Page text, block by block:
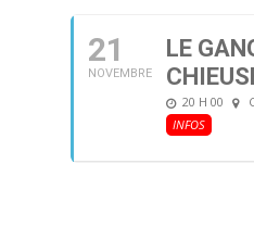
21
NOVEMBRE
LE
20 H 00
INFOS